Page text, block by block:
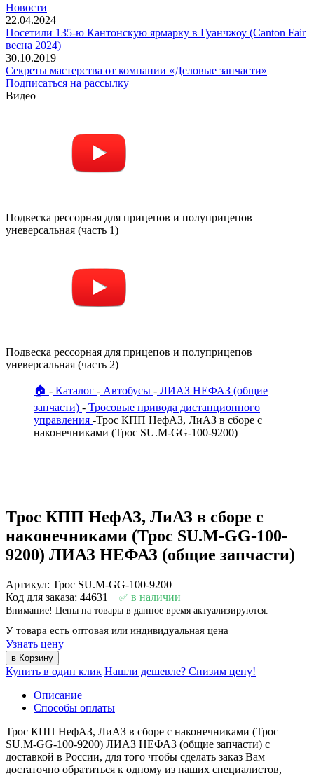
Новости
22.04.2024
Посетили 135-ю Кантонскую ярмарку в Гуанчжоу (Canton Fair
весна 2024)
30.10.2019
Секреты мастерства от компании «Деловые запчасти»
Подписаться на рассылку
Видео
Подвеска рессорная для прицепов и полуприцепов
уневерсальная (часть 1)
Подвеска рессорная для прицепов и полуприцепов
уневерсальная (часть 2)
🏠 Каталог Автобусы
ЛИАЗ НЕФАЗ (общие
запчасти)
Тросовые привода дистанционного
управления Трос КПП НефАЗ, ЛиАЗ в сборе с
наконечниками (Трос SU.М-GG-100-9200)
Трос КПП НефАЗ, ЛиАЗ в сборе с
наконечниками (Трос SU.М-GG-100-
9200) ЛИАЗ НЕФАЗ (общие запчасти)
Артикул: Трос SU.М-GG-100-9200
Код для заказа: 44631
в наличии
Внимание! Цены на товары в данное время актуализируются.
У товара есть оптовая или индивидуальная цена
Узнать цену
Купить в один клик Нашли дешевле? Снизим цену!
Описание
Способы оплаты
Трос КПП НефАЗ, ЛиАЗ в сборе с наконечниками (Трос
SU.М-GG-100-9200) ЛИАЗ НЕФАЗ (общие запчасти) с
доставкой в России, для того чтобы сделать заказ Вам
достаточно обратиться к одному из наших специалистов,